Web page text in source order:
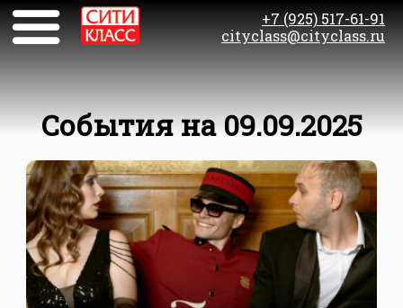
+7 (925) 517-61-91
cityclass@cityclass.ru
События на 09.09.2025